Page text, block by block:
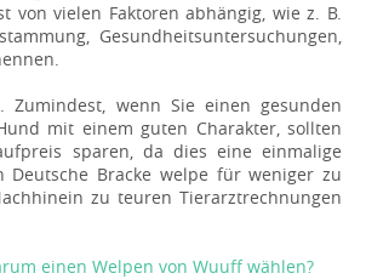
von vielen Faktoren abhängig, wie z. B.
Gesundheitsuntersuchungen,
. Zumindest, wenn Sie einen gesunden
mit einem guten Charakter, sollten
sparen, da dies eine einmalige
Deutsche Bracke welpe für weniger zu
zu teuren Tierarztrechnungen
einen Welpen von Wuuff wählen?